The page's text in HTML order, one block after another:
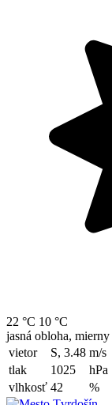
22 °C 10 °C
jasná obloha,
vietor
S, 3.48 m/s
tlak
1025
hPa
vlhkosť 42 %